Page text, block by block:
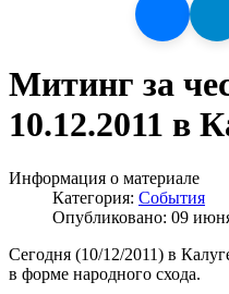
Митинг за
10.12.2011 в
Информация о материале
Категория: События
Опубликовано: 09
Сегодня (10/12/2011) в
в форме народного схода.